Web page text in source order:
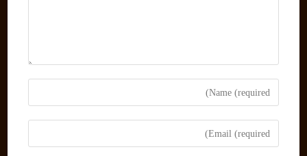
Enter
your
name
Enter
your